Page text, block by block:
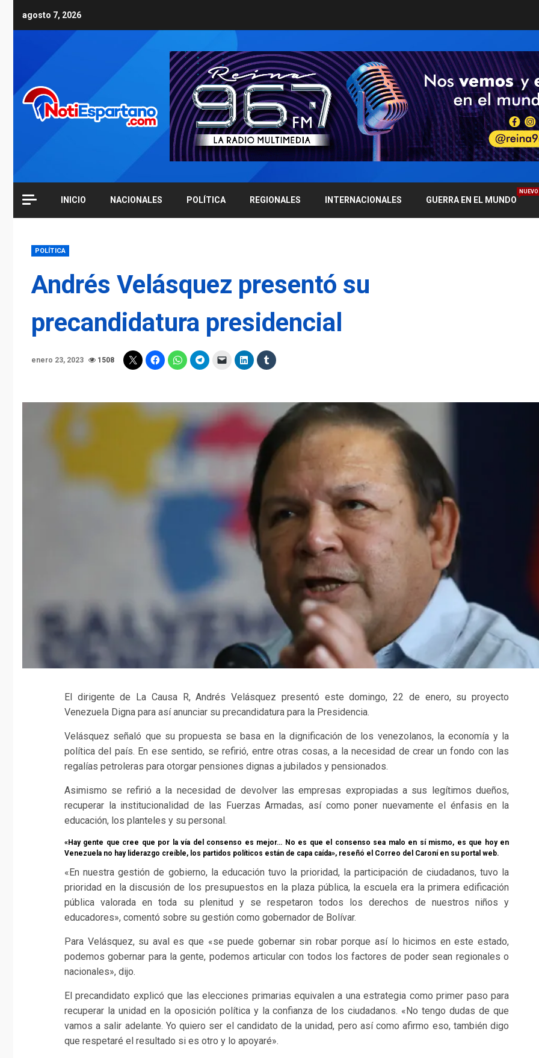
agosto 7, 2026
INICIO NACIONALES POLÍTICA REGIONALES INTERNACIONALES GUERRA EN EL MUNDO
NUEVO
POLÍTICA
Andrés Velásquez presentó su
precandidatura presidencial
enero 23, 2023 1508
El dirigente de La Causa R, Andrés Velásquez presentó este domingo, 22 de enero, su proyecto
Venezuela Digna para así anunciar su precandidatura para la Presidencia.
Velásquez señaló que su propuesta se basa en la dignificación de los venezolanos, la economía y la
política del país. En ese sentido, se refirió, entre otras cosas, a la necesidad de crear un fondo con las
regalías petroleras para otorgar pensiones dignas a jubilados y pensionados.
Asimismo se refirió a la necesidad de devolver las empresas expropiadas a sus legítimos dueños,
recuperar la institucionalidad de las Fuerzas Armadas, así como poner nuevamente el énfasis en la
educación, los planteles y su personal.
«Hay gente que cree que por la vía del consenso es mejor… No es que el consenso sea malo en sí mismo, es que hoy en
Venezuela no hay liderazgo creíble, los partidos políticos están de capa caída», reseñó el Correo del Caroní en su portal web.
«En nuestra gestión de gobierno, la educación tuvo la prioridad, la participación de ciudadanos, tuvo la
prioridad en la discusión de los presupuestos en la plaza pública, la escuela era la primera edificación
pública valorada en toda su plenitud y se respetaron todos los derechos de nuestros niños y
educadores», comentó sobre su gestión como gobernador de Bolívar.
Para Velásquez, su aval es que «se puede gobernar sin robar porque así lo hicimos en este estado,
podemos gobernar para la gente, podemos articular con todos los factores de poder sean regionales o
nacionales», dijo.
El precandidato explicó que las elecciones primarias equivalen a una estrategia como primer paso para
recuperar la unidad en la oposición política y la confianza de los ciudadanos. «No tengo dudas de que
vamos a salir adelante. Yo quiero ser el candidato de la unidad, pero así como afirmo eso, también digo
que respetaré el resultado si es otro y lo apoyaré».